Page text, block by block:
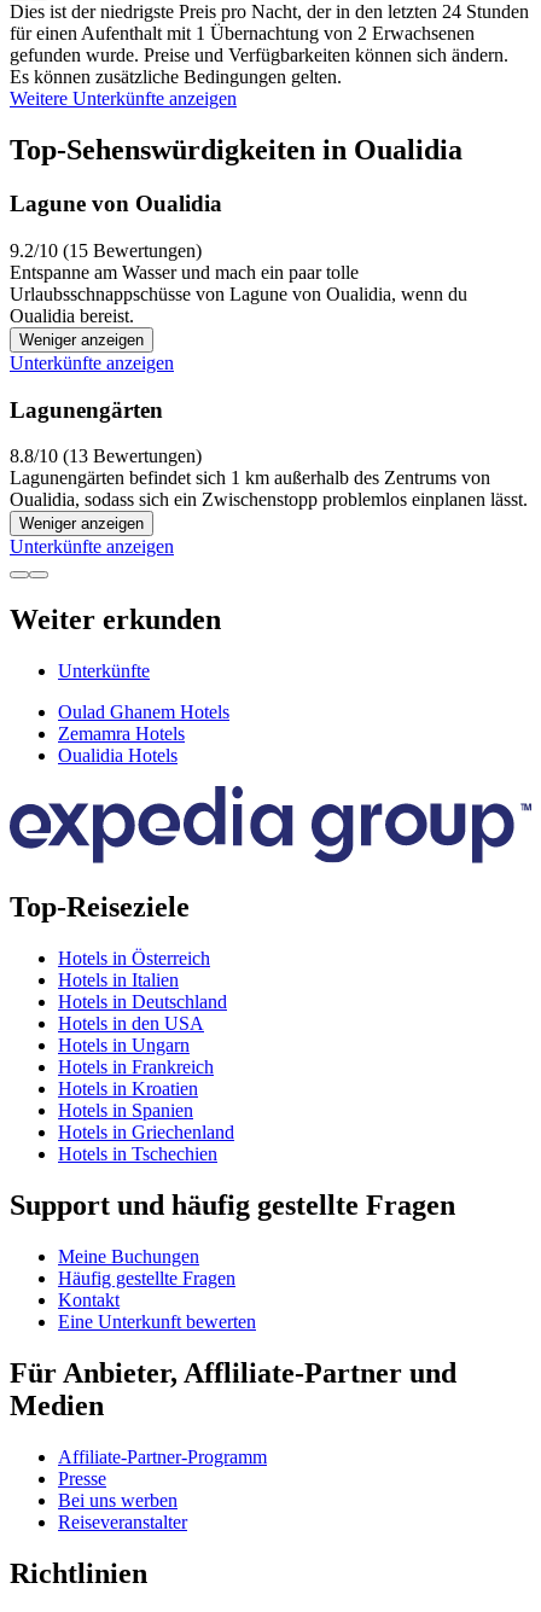
Dies ist der niedrigste Preis pro Nacht, der in den letzten 24 Stunden
für einen Aufenthalt mit 1 Übernachtung von 2 Erwachsenen
gefunden wurde. Preise und Verfügbarkeiten können sich ändern.
Es können zusätzliche Bedingungen gelten.
Weitere Unterkünfte anzeigen
Top-Sehenswürdigkeiten in Oualidia
Lagune von Oualidia
9.2/10 (15 Bewertungen)
Entspanne am Wasser und mach ein paar tolle
Urlaubsschnappschüsse von Lagune von Oualidia, wenn du
Oualidia bereist.
Weniger anzeigen
Unterkünfte anzeigen
Lagunengärten
8.8/10 (13 Bewertungen)
Lagunengärten befindet sich 1 km außerhalb des Zentrums von
Oualidia, sodass sich ein Zwischenstopp problemlos einplanen lässt.
Weniger anzeigen
Unterkünfte anzeigen
Weiter erkunden
Unterkünfte
Oulad Ghanem Hotels
Zemamra Hotels
Oualidia Hotels
Top-Reiseziele
Hotels in Österreich
Hotels in Italien
Hotels in Deutschland
Hotels in den USA
Hotels in Ungarn
Hotels in Frankreich
Hotels in Kroatien
Hotels in Spanien
Hotels in Griechenland
Hotels in Tschechien
Support und häufig gestellte Fragen
Meine Buchungen
Häufig gestellte Fragen
Kontakt
Eine Unterkunft bewerten
Für Anbieter, Affliliate-Partner und
Medien
Affiliate-Partner-Programm
Presse
Bei uns werben
Reiseveranstalter
Richtlinien